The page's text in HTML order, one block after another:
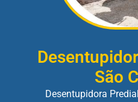
São
Desentupidora